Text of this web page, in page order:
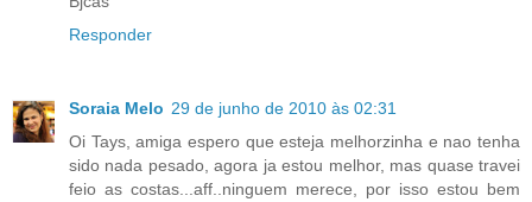
Responder
Soraia Melo 29 de junho de 2010 às 02:31
Oi Tays, amiga espero que esteja melhorzinha e nao tenha
sido nada pesado, agora ja estou melhor, mas quase travei
feio as costas...aff..ninguem merece, por isso estou bem